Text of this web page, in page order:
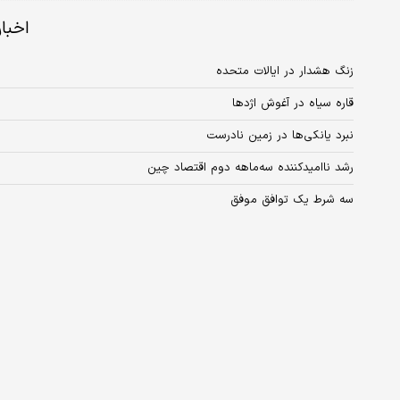
زنگ هشدار در ایالات متحده
قاره سیاه در آغوش اژدها
نبرد یانکی‌ها در زمین نادرست
رشد ناامیدکننده سه‌ماهه دوم اقتصاد چین
سه شرط یک توافق موفق